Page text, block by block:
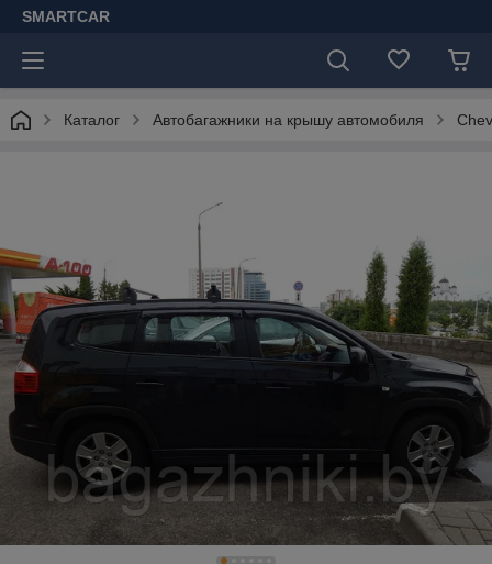
SMARTCAR
Каталог Автобагажники на крышу автомобиля